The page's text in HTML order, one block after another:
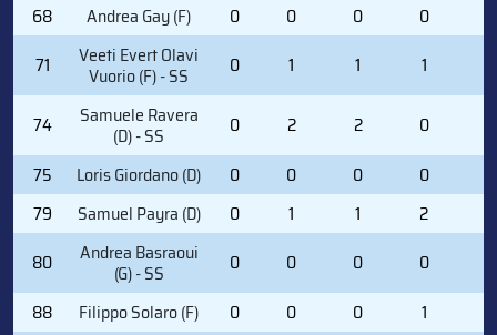
68
Andrea Gay (F) 0 0 0 0
71
Veeti Evert Olavi
Vuorio (F) - SS 0 1 1 1
74 Samuele Ravera
(D) - SS 0 2 2 0
75
Loris Giordano (D) 0 0 0 0
79
Samuel Payra (D) 0 1 1 2
80
Andrea Basraoui
(G) - SS 0 0 0 0
88
Filippo Solaro (F) 0 0 0 1